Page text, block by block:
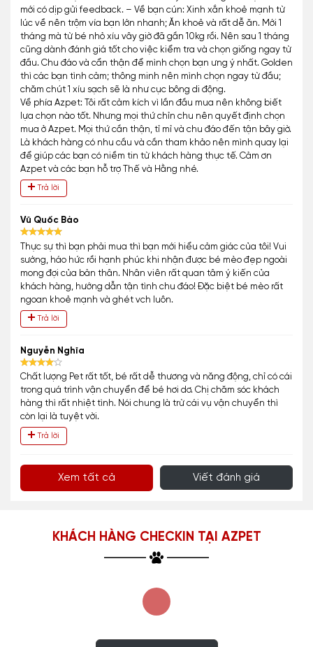
mới có dịp gửi feedback. – Về bạn cún: Xinh xắn khoẻ mạnh từ
lúc về nên trộm vía bạn lớn nhanh; Ăn khoẻ và rất dễ ăn. Mới 1
tháng mà từ bé nhỏ xíu vây giờ đã gần 10kg rồi. Nên sau 1 tháng
cũng dành đánh giá tốt cho việc kiểm tra và chọn giống ngay từ
đầu. Chu đáo và cẩn thận để mình chọn bạn ưng ý nhất. Golden
thì các bạn tình cảm; thông minh nên mình chọn ngay từ đầu;
chăm chút 1 xíu sạch sẽ là như cục bông di động.
Về phía Azpet: Tôi rất cảm kích vì lần đầu mua nên không biết
lựa chọn nào tốt. Nhưng mọi thứ chỉn chu nên quyết định chọn
mua ở Azpet. Mọi thứ cần thận, tỉ mỉ và chu đáo đến tận bây giờ.
Là khách hàng có nhu cầu và cần tham khảo nên mình quay lại
để giúp các bạn có niềm tin từ khách hàng thực tế. Cảm ơn
Azpet và các bạn hỗ trợ Thế và Hằng nhé.
Trả lời
Vũ Quốc Bảo
Thực sự thì bạn phải mua thì bạn mới hiểu cảm giác của tôi! Vui
sướng, háo hức rồi hạnh phúc khi nhận được bé mèo đẹp ngoài
mong đợi của bản thân. Nhân viên rất quan tâm ý kiến của
khách hàng, hướng dẫn tận tình chu đáo! Đặc biệt bé mèo rất
ngoan khoẻ mạnh và ghét vch luôn.
Trả lời
Nguyễn Nghĩa
Chất lượng Pet rất tốt, bé rất dễ thương và năng động, chỉ có cái
trong quá trình vận chuyển để bé hơi dơ. Chị chăm sóc khách
hàng thì rất nhiệt tình. Nói chung là trừ cái vụ vận chuyển thì
còn lại là tuyệt vời.
Trả lời
Xem tất cả Viết đánh giá
KHÁCH HÀNG CHECKIN TẠI AZPET